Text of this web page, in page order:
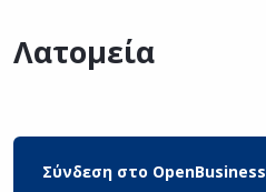
Λατομεία
Σύνδεση στο OpenBusiness